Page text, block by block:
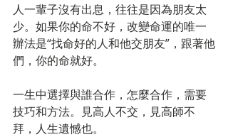
人一輩子沒有出息，往往是因為朋友太
少。如果你的命不好，改變命運的唯一
辦法是“找命好的人和他交朋友”，跟著他
們，你的命就好。
一生中選擇與誰合作，怎麼合作，需要
技巧和方法。見高人不交，見高師不
拜，人生遺憾也。